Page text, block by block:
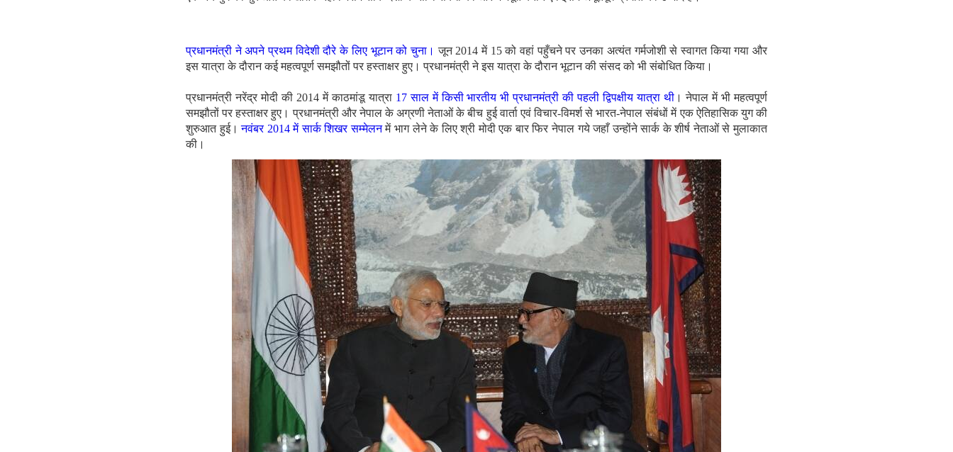
प्रधानमंत्री ने अपने प्रथम विदेशी दौरे के लिए भूटान को चुना। जून 2014 में 15 को वहां पहुँचने पर उनका अत्यंत गर्मजोशी से स्वागत किया गया और
इस यात्रा के दौरान कई महत्वपूर्ण समझौतों पर हस्ताक्षर हुए। प्रधानमंत्री ने इस यात्रा के दौरान भूटान की संसद को भी संबोधित किया।
प्रधानमंत्री नरेंद्र मोदी की 2014 में काठमांडू यात्रा 17 साल में किसी भारतीय भी प्रधानमंत्री की पहली द्विपक्षीय यात्रा थी । नेपाल में भी महत्वपूर्ण
समझौतों पर हस्ताक्षर हुए। प्रधानमंत्री और नेपाल के अग्रणी नेताओं के बीच हुई वार्ता एवं विचार-विमर्श से भारत-नेपाल संबंधों में एक ऐतिहासिक युग की
शुरुआत हुई।नवंबर 2014 में सार्क शिखर सम्मेलनमें भाग लेने के लिए श्री मोदी एक बार फिर नेपाल गये जहाँ उन्होंने सार्क के शीर्ष नेताओं से मुलाकात
की।